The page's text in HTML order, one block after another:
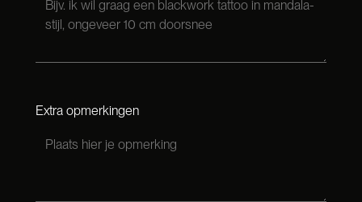
Extra opmerkingen